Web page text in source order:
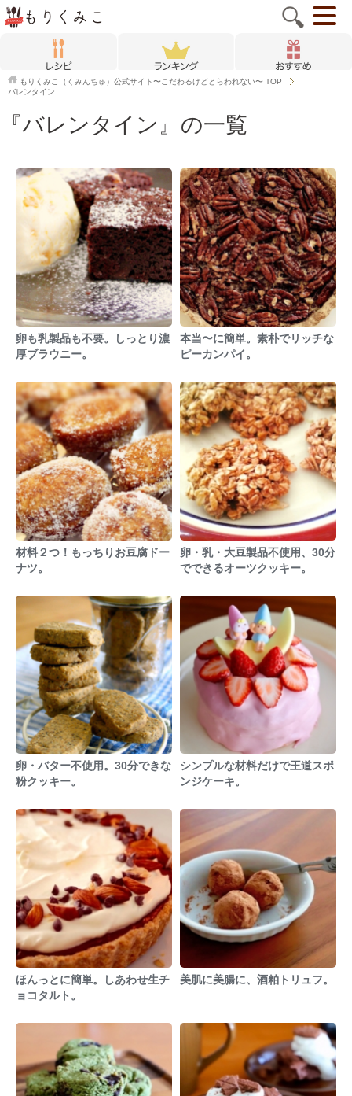
もりくみこ（くみんちゅ）公式サイト〜こだわるけどとらわれない〜 TOP
バレンタイン
『バレンタイン』の一覧
卵も乳製品も不要。しっとり濃
厚ブラウニー。
本当〜に簡単。素朴でリッチな
ピーカンパイ。
材料２つ！もっちりお豆腐ドー
ナツ。
卵・乳・大豆製品不使用、30分
でできるオーツクッキー。
卵・バター不使用。30分できな
粉クッキー。
シンプルな材料だけで王道スポ
ンジケーキ。
ほんっとに簡単。しあわせ生チ
ョコタルト。
美肌に美腸に、酒粕トリュフ。